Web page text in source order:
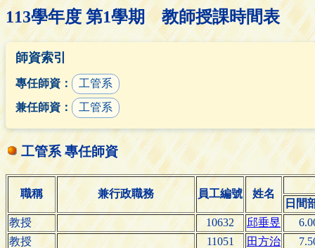
113學年度 第1學期 教師授課時間表
師資索引
專任師資：
工管系
兼任師資：
工管系
工管系 專任師資
職稱 兼行政職務 員工編號
姓名
日間
教授
10632 邱垂昱
教授
11051 田方治